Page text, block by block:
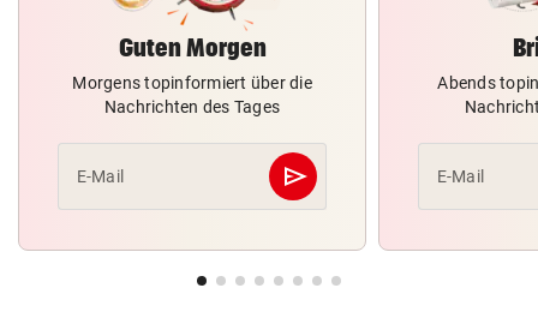
Guten Morgen
Morgens topinformiert über die
Nachrichten des Tages
E-Mail send
Abschicken
Abends
E-Mail